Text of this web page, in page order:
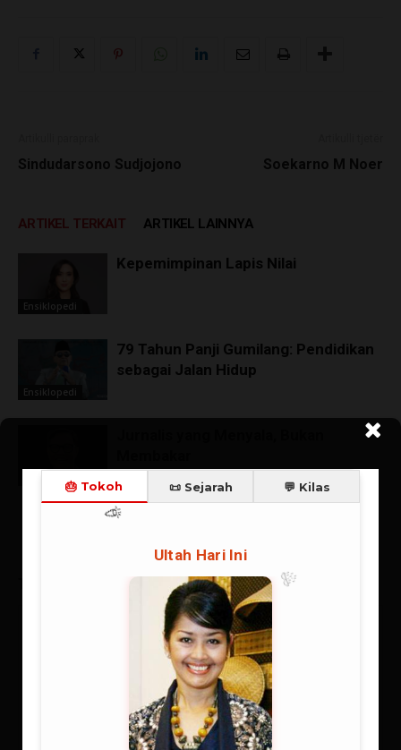
Sindudarsono Sudjojono Soekarno M Noer
ARTIKEL TERKAIT ARTIKEL LAINNYA
Ensiklopedi
Kepemimpinan Lapis Nilai
Ensiklopedi
79 Tahun Panji Gumilang: Pendidikan
sebagai Jalan Hidup
Ensiklopedi
TINGGALKAN KOMENTAR